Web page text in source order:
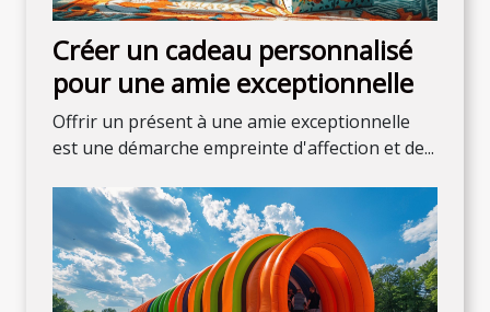
Créer un cadeau personnalisé
pour une amie exceptionnelle
Offrir un présent à une amie exceptionnelle
est une démarche empreinte d'affection et de...